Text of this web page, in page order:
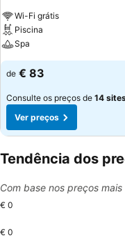
Wi-Fi grátis
Piscina
Spa
de € 83
Consulte os preços de 14
Ver preços
Tendência dos
Com base nos preços
€ 0
€ 0